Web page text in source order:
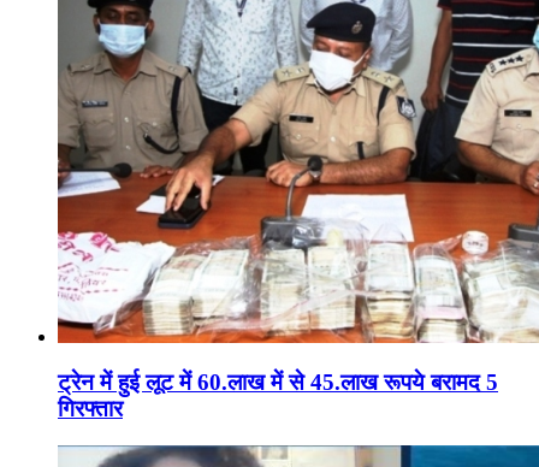
ट्रेन में हुई लूट में 60.लाख में से 45.लाख रूपये बरामद 5
गिरफ्तार